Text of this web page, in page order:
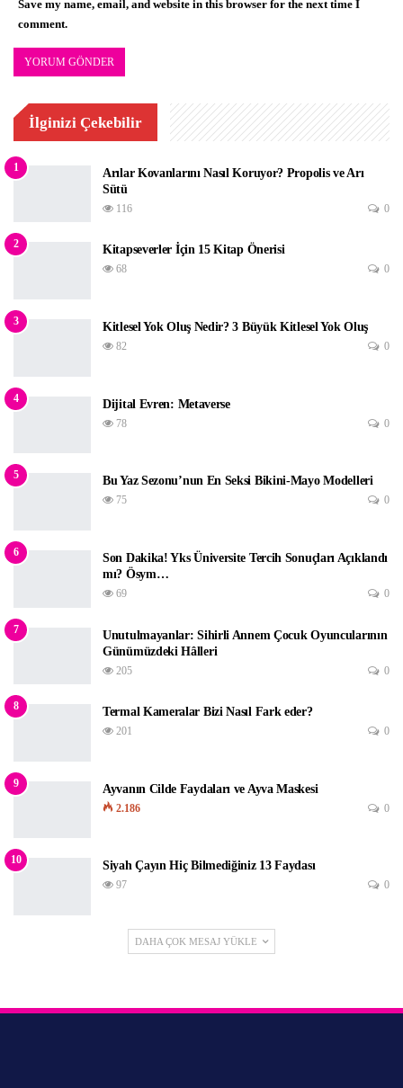
Save my name, email, and website in this browser for the next time I
comment.
İlginizi Çekebilir
1
Arılar Kovanlarını Nasıl Koruyor? Propolis ve Arı
Sütü
116 0
2 Kitapseverler İçin 15 Kitap Önerisi
68 0
3 Kitlesel Yok Oluş Nedir? 3 Büyük Kitlesel Yok Oluş
82 0
4 Dijital Evren: Metaverse
78 0
5 Bu Yaz Sezonu’nun En Seksi Bikini-Mayo Modelleri
75 0
6
Son Dakika! Yks Üniversite Tercih Sonuçları Açıklandı
mı? Ösym…
69 0
7
‌Unutulmayanlar: Sihirli Annem Çocuk Oyuncularının
Günümüzdeki Hâlleri
205 0
8 Termal Kameralar Bizi Nasıl Fark eder?
201 0
9 Ayvanın Cilde Faydaları ve Ayva Maskesi
2.186 0
10 Siyah Çayın Hiç Bilmediğiniz 13 Faydası
97 0
DAHA ÇOK MESAJ YÜKLE